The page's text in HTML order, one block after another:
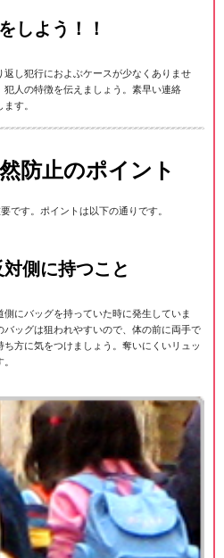
しよう！！
し犯行におよぶケースが少なくありませ
犯人の特徴を伝えましょう。素早い連絡
す。
防止のポイント
です。ポイントは以下の通りです。
側に持つこと
にバッグを持っていた時に発生していま
ッグは狙われやすいので、体の前に両手で
方に気をつけましょう。奪いにくいリュッ